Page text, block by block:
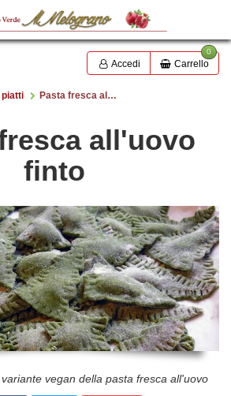
Accedi
0
Carrello
piatti Pasta fresca all'uovo finto
all'uovo
finto
vegan della pasta fresca all'uovo